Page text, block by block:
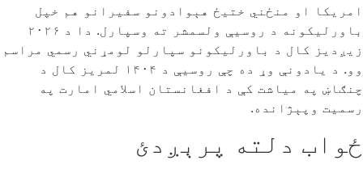
امریکا او منځني ختیځ هېوادونو سفیرانو هم خپل
باورلیکونه د روسیې ولسمشر ته وسپارل. دا د ۲۰۲۶
زیږدیز کال د باورلیکونو سپارلو لومړني رسمي مراسم
وو. د یادونې وړ ده چې روسیې د ۱۴۰۴ لمریز کال د
چنګاښ په میاشت کې د افغانستان اسلامي امارت په
رسمیت وپېژانده.
ځواب دلته پرېږدئ